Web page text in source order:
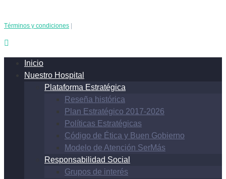
Términos y condiciones |
Inicio
Nuestro Hospital
Plataforma Estratégica
Reseña histórica
Plan Estratégico 2017-2026
Políticas Estratégicas
Código de Ética y Buen Gobierno
Modelo de Atención SerMás
Responsabilidad Social
Grupos de interés